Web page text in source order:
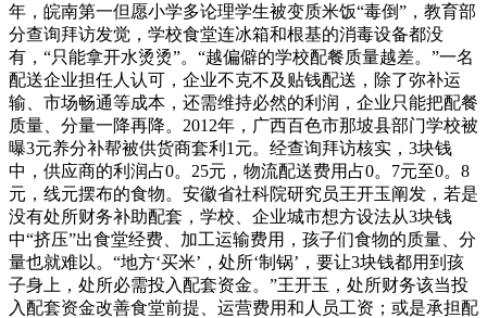
年，皖南第一但愿小学多论理学生被变质米饭“毒倒”，教育部
分查询拜访发觉，学校食堂连冰箱和根基的消毒设备都没
有，“只能拿开水烫烫”。“越偏僻的学校配餐质量越差。”一名
配送企业担任人认可，企业不克不及贴钱配送，除了弥补运
输、市场畅通等成本，还需维持必然的利润，企业只能把配餐
质量、分量一降再降。2012年，广西百色市那坡县部门学校被
曝3元养分补帮被供货商套利1元。经查询拜访核实，3块钱
中，供应商的利润占0。25元，物流配送费用占0。7元至0。8
元，线元摆布的食物。安徽省社科院研究员王开玉阐发，若是
没有处所财务补助配套，学校、企业城市想方设法从3块钱
中“挤压”出食堂经费、加工运输费用，孩子们食物的质量、分
量也就难以。“地方‘买米’，处所‘制锅’，要让3块钱都用到孩
子身上，处所必需投入配套资金。”王开玉，处所财务该当投
入配套资金改善食堂前提、运营费用和人员工资；或是承担配